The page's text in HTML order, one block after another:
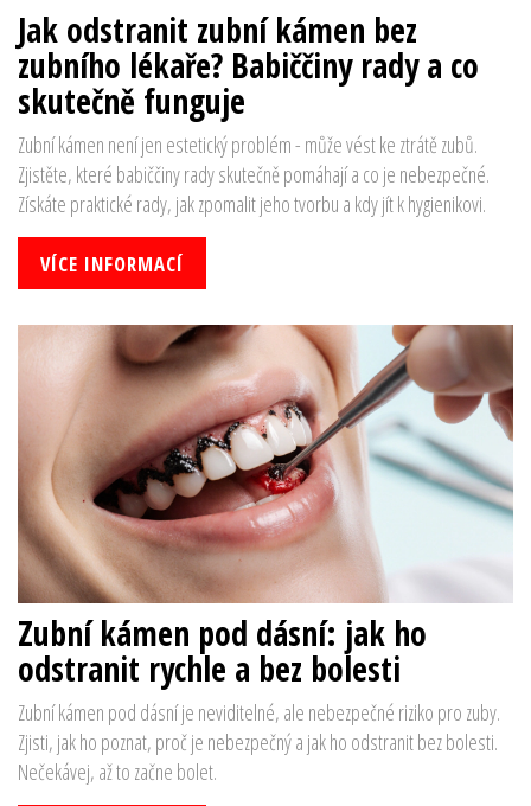
Jak odstranit zubní kámen bez
zubního lékaře? Babiččiny rady a co
skutečně funguje
Zubní kámen není jen estetický problém - může vést ke ztrátě zubů.
Zjistěte, které babiččiny rady skutečně pomáhají a co je nebezpečné.
Získáte praktické rady, jak zpomalit jeho tvorbu a kdy jít k hygienikovi.
VÍCE INFORMACÍ
Zubní kámen pod dásní: jak ho
odstranit rychle a bez bolesti
Zubní kámen pod dásní je neviditelné, ale nebezpečné riziko pro zuby.
Zjisti, jak ho poznat, proč je nebezpečný a jak ho odstranit bez bolesti.
Nečekávej, až to začne bolet.